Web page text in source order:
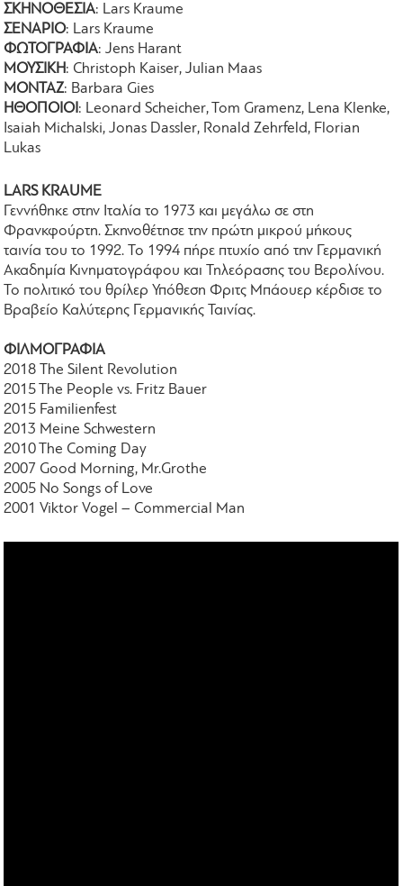
ΣΚΗΝΟΘΕΣΙΑ: Lars Kraume
ΣΕΝΑΡΙΟ: Lars Kraume
ΦΩΤΟΓΡΑΦΙΑ: Jens Harant
ΜΟΥΣΙΚΗ: Christoph Kaiser, Julian Maas
ΜΟΝΤΑΖ: Barbara Gies
ΗΘΟΠΟΙΟΙ : Leonard Scheicher, Tom Gramenz, Lena Klenke,
Isaiah Michalski, Jonas Dassler, Ronald Zehrfeld, Florian
Lukas
LARS KRAUME
Γεννήθηκε στην Ιταλία το 1973 και μεγάλω σε στη
Φρανκφούρτη. Σκηνοθέτησε την πρώτη μικρού μήκους
ταινία του το 1992. Το 1994 πήρε πτυχίο από την Γερμανική
Ακαδημία Κινηματογράφου και Τηλεόρασης του Βερολίνου.
Το πολιτικό του θρίλερ Υπόθεση Φριτς Μπάουερ κέρδισε το
Βραβείο Καλύτερης Γερμανικής Ταινίας.
ΦΙΛΜΟΓΡΑΦΙΑ
2018 The Silent Revolution
2015 The People vs. Fritz Bauer
2015 Familienfest
2013 Meine Schwestern
2010 The Coming Day
2007 Good Morning, Mr.Grothe
2005 No Songs of Love
2001 Viktor Vogel – Commercial Man